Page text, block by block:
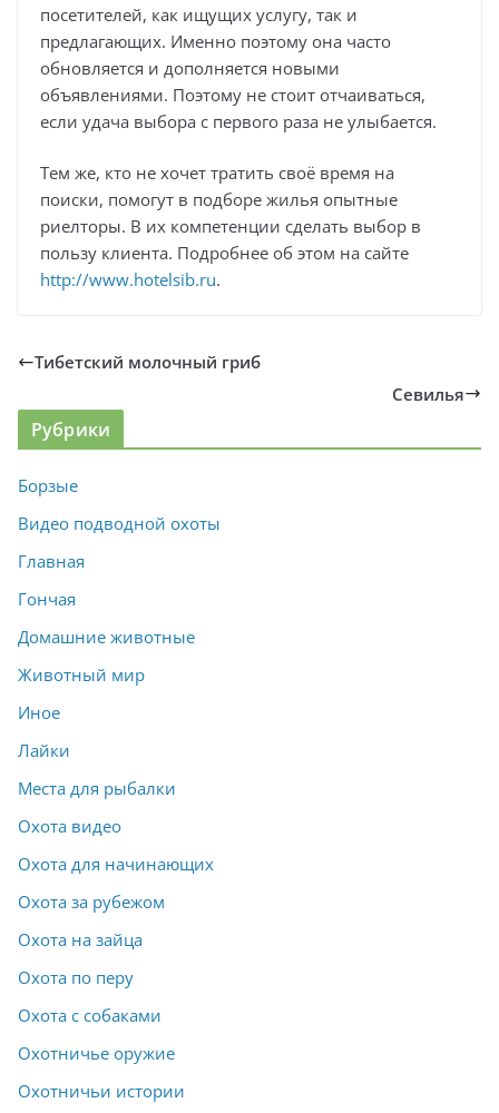
посетителей, как ищущих услугу, так и
предлагающих. Именно поэтому она часто
обновляется и дополняется новыми
объявлениями. Поэтому не стоит отчаиваться,
если удача выбора с первого раза не улыбается.
Тем же, кто не хочет тратить своё время на
поиски, помогут в подборе жилья опытные
риелторы. В их компетенции сделать выбор в
пользу клиента. Подробнее об этом на сайте
http://www.hotelsib.ru.
Тибетский молочный гриб
Севилья
Рубрики
Борзые
Видео подводной охоты
Главная
Гончая
Домашние животные
Животный мир
Иное
Лайки
Места для рыбалки
Охота видео
Охота для начинающих
Охота за рубежом
Охота на зайца
Охота по перу
Охота с собаками
Охотничье оружие
Охотничьи истории